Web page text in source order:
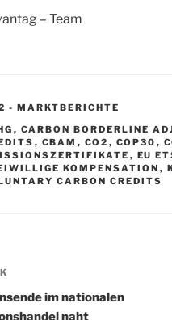
– Team
- MARKTBERICHTE
, CARBON BORDERLINE
, CBAM , CO2 , COP30 ,
, EU
KOMPENSATION ,
CARBON CREDITS
im nationalen
naht